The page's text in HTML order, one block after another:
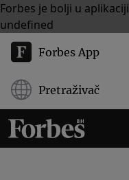
Forbes je bolji u aplikaciji
undefined
Forbes App
Pretraživač